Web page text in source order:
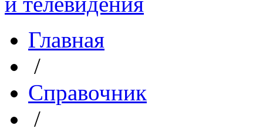
Главная
/
Справочник
/